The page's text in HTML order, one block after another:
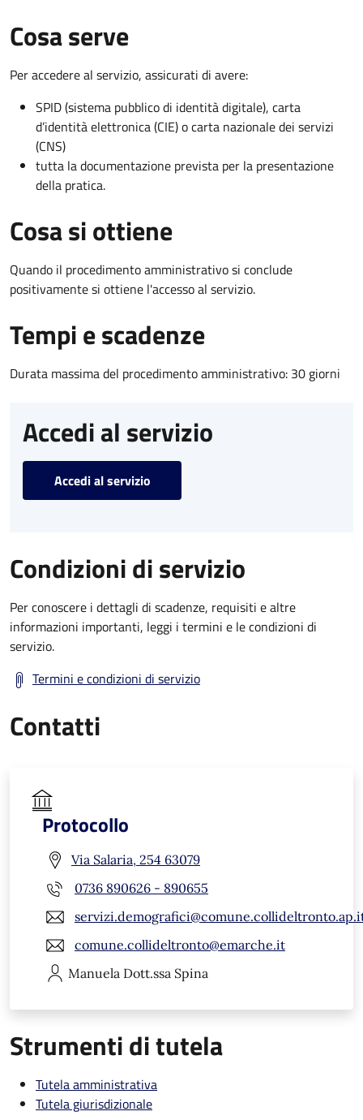
Cosa serve
Per accedere al servizio, assicurati di avere:
SPID (sistema pubblico di identità digitale), carta
d’identità elettronica (CIE) o carta nazionale dei servizi
(CNS)
tutta la documentazione prevista per la presentazione
della pratica.
Cosa si ottiene
Quando il procedimento amministrativo si conclude
positivamente si ottiene l'accesso al servizio.
Tempi e scadenze
Durata massima del procedimento amministrativo: 30 giorni
Accedi al servizio
Accedi al servizio
Condizioni di servizio
Per conoscere i dettagli di scadenze, requisiti e altre
informazioni importanti, leggi i termini e le condizioni di
servizio.
Termini e condizioni di servizio
Contatti
Protocollo
Via Salaria, 254 63079
0736 890626 - 890655
comune.collideltronto@emarche.it
Manuela Dott.ssa Spina
Strumenti di tutela
Tutela amministrativa
Tutela giurisdizionale